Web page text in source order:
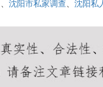
、 沈阳市私家调查、 沈阳私